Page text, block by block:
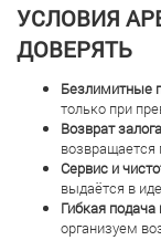
УСЛОВИЯ
ДОВЕРЯТЬ
Безлимитные
только при
Возврат залога
возвращается
Сервис и
выдаётся в
Гибкая подача
организуем